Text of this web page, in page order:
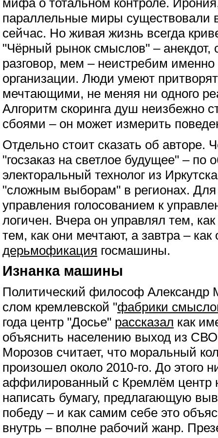
мифа о тотальном контроле.
параллельные миры
сейчас. Но живая жизнь всегда
"Чёрный рынок смыслов" – анекдот,
разговор, мем – неистребим именно
организации. Люди умеют
мечтающими, не меняя ни одного
Алгоритм скоринга душ неизбежно
сбоями – он может измерить
Отдельно стоит сказать об авторе.
"госзаказ на светлое будущее" – по
электоральный технолог из
"сложным выборам" в регионах. Для
управления голосованием к
логичен. Вчера он управлял тем,
тем, как они мечтают, а завтра –
дерьмофикация госмашины.
Изнанка машины
Политический философ Александр
слом кремлевской "фабрики
года центр "Досье" рассказал как
объяснить населению выход из
Морозов считает, что моральный
произошел около 2010-го. До этого
аффилированный с Кремлём центр
написать бумагу, предлагающую
победу – и как самим себе это
внутрь – вполне рабочий жанр.